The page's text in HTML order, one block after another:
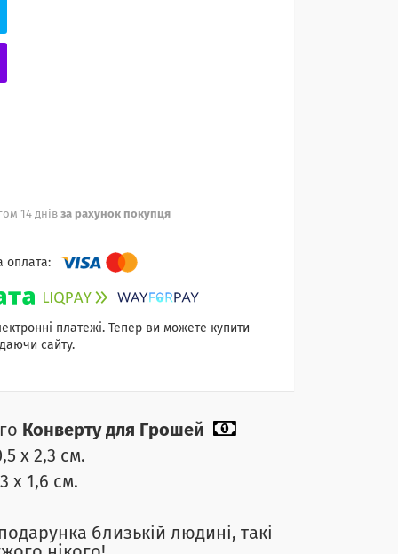
14 днів за рахунок покупця
платежі. Тепер ви можете купити
сайту.
Конверту для Грошей
х 2,3 см.
х 1,6 см.
близькій людині, такі